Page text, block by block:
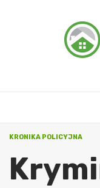
KRONIKA POLICYJNA